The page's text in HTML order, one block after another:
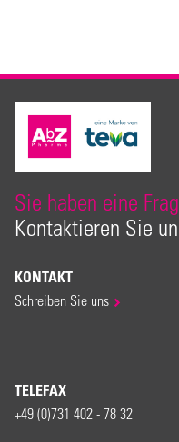
Sie haben eine
Kontaktieren Sie
KONTAKT
Schreiben Sie uns
TELEFAX
+49 (0)731 402 - 78 32